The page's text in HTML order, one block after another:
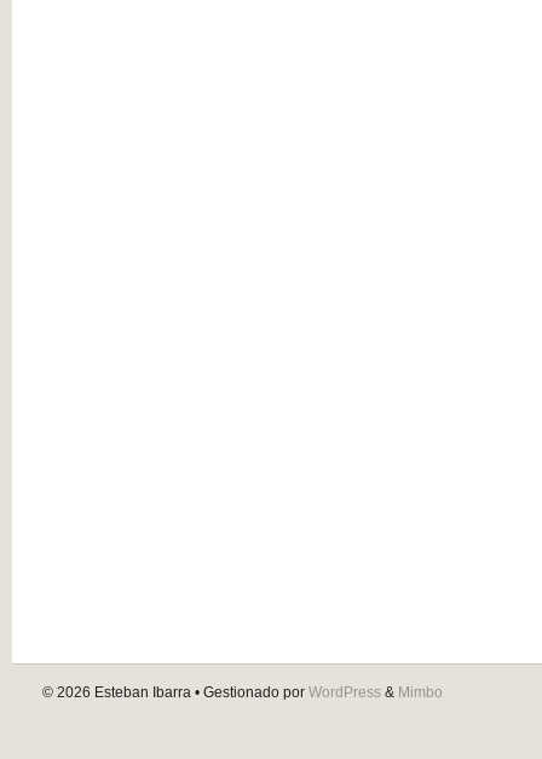
© 2026 Esteban Ibarra • Gestionado por WordPress & Mimbo